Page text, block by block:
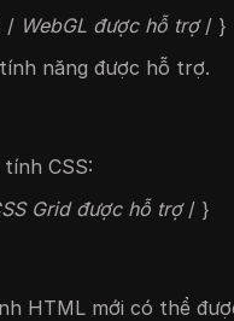
/ WebGL được hỗ trợ / }
năng được hỗ trợ.
CSS:
Grid được hỗ trợ / }
HTML mới có thể